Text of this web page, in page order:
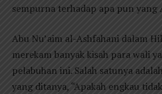
sempurna terhadap apa pun yang
Abu Nu’aim al-Ashfahani dalam
merekam banyak kisah para wali
pelabuhan ini. Salah satunya
yang ditanya, “Apakah engkau